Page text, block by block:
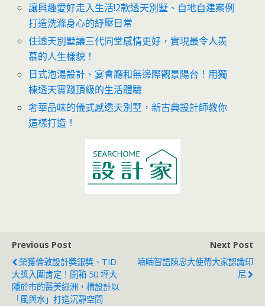
讓興趣愛好走入生活!2款透天別墅、自地自建案例
打造洗滌身心的紓壓日常
住透天別墅讓三代同堂感情更好，實現最令人羨
慕的人生樣貌！
日式泡湯設計、宴會廳和無邊際觀景陽台！用獨
棟透天實踐頂級的生活體驗
奢華品味的儀式感透天別墅，新古典設計師教你
這樣打造！
Previous Post
榮獲倫敦設計獎銀獎、TID
大獎入圍肯定！開箱 50 坪大
隱於市的醫美綠洲，構設計以
「風與水」打造沉靜空間
Next Post
喃喃智語陳忠大使帶大家認識印
尼